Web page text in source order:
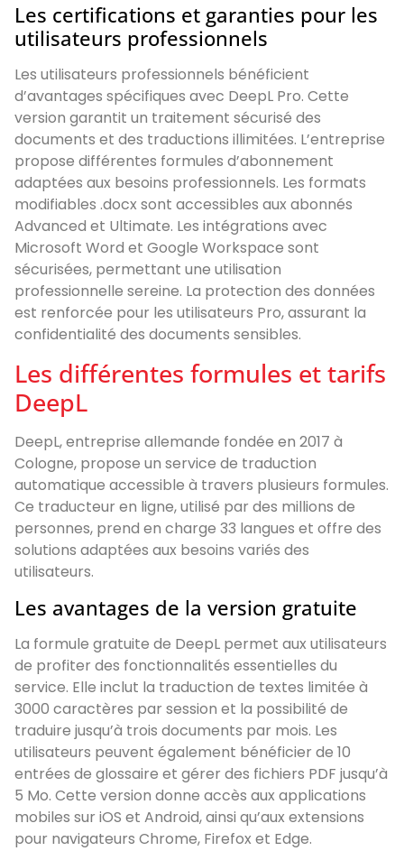
Les certifications et garanties pour les
utilisateurs professionnels
Les utilisateurs professionnels bénéficient
d’avantages spécifiques avec DeepL Pro. Cette
version garantit un traitement sécurisé des
documents et des traductions illimitées. L’entreprise
propose différentes formules d’abonnement
adaptées aux besoins professionnels. Les formats
modifiables .docx sont accessibles aux abonnés
Advanced et Ultimate. Les intégrations avec
Microsoft Word et Google Workspace sont
sécurisées, permettant une utilisation
professionnelle sereine. La protection des données
est renforcée pour les utilisateurs Pro, assurant la
confidentialité des documents sensibles.
Les différentes formules et tarifs
DeepL
DeepL, entreprise allemande fondée en 2017 à
Cologne, propose un service de traduction
automatique accessible à travers plusieurs formules.
Ce traducteur en ligne, utilisé par des millions de
personnes, prend en charge 33 langues et offre des
solutions adaptées aux besoins variés des
utilisateurs.
Les avantages de la version gratuite
La formule gratuite de DeepL permet aux utilisateurs
de profiter des fonctionnalités essentielles du
service. Elle inclut la traduction de textes limitée à
3000 caractères par session et la possibilité de
traduire jusqu’à trois documents par mois. Les
utilisateurs peuvent également bénéficier de 10
entrées de glossaire et gérer des fichiers PDF jusqu’à
5 Mo. Cette version donne accès aux applications
mobiles sur iOS et Android, ainsi qu’aux extensions
pour navigateurs Chrome, Firefox et Edge.